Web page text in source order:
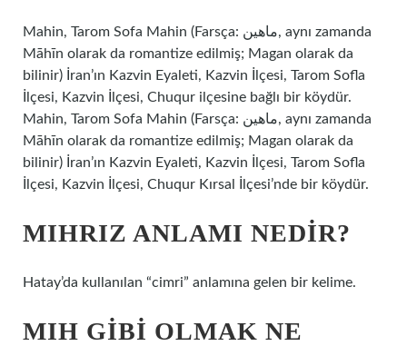
Mahin, Tarom Sofa Mahin (Farsça: ماهين, aynı zamanda
Māhīn olarak da romantize edilmiş; Magan olarak da
bilinir) İran’ın Kazvin Eyaleti, Kazvin İlçesi, Tarom Sofla
İlçesi, Kazvin İlçesi, Chuqur ilçesine bağlı bir köydür.
Mahin, Tarom Sofa Mahin (Farsça: ماهين, aynı zamanda
Māhīn olarak da romantize edilmiş; Magan olarak da
bilinir) İran’ın Kazvin Eyaleti, Kazvin İlçesi, Tarom Sofla
İlçesi, Kazvin İlçesi, Chuqur Kırsal İlçesi’nde bir köydür.
MIHRIZ ANLAMI NEDIR?
Hatay’da kullanılan “cimri” anlamına gelen bir kelime.
MIH GIBI OLMAK NE